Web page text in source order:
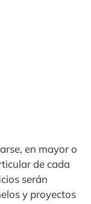
en mayor o
de cada
serán
y proyectos